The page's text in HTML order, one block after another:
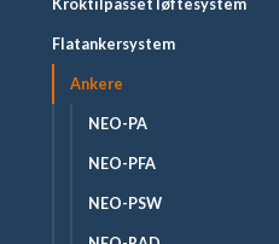
Kroktilpasset løftesystem
Flatankersystem
Ankere
NEO-PA
NEO-PFA
NEO-PSW